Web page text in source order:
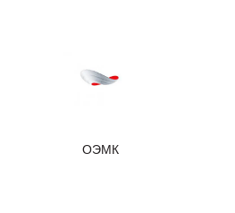
ОЭМК